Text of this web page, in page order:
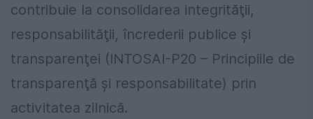
contribuie la consolidarea integrităţii,
responsabilităţii, încrederii publice și
transparenţei (INTOSAI-P20 – Principiile de
transparenţă şi responsabilitate) prin
activitatea zilnică.